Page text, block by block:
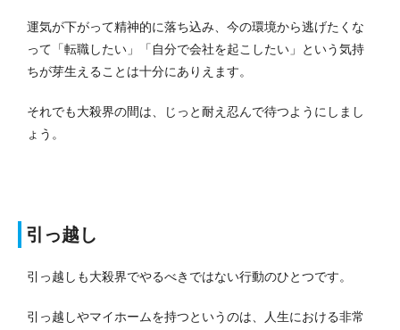
運気が下がって精神的に落ち込み、今の環境から逃げたくな
って「転職したい」「自分で会社を起こしたい」という気持
ちが芽生えることは十分にありえます。
それでも大殺界の間は、じっと耐え忍んで待つようにしまし
ょう。
引っ越し
引っ越しも大殺界でやるべきではない行動のひとつです。
引っ越しやマイホームを持つというのは、人生における非常